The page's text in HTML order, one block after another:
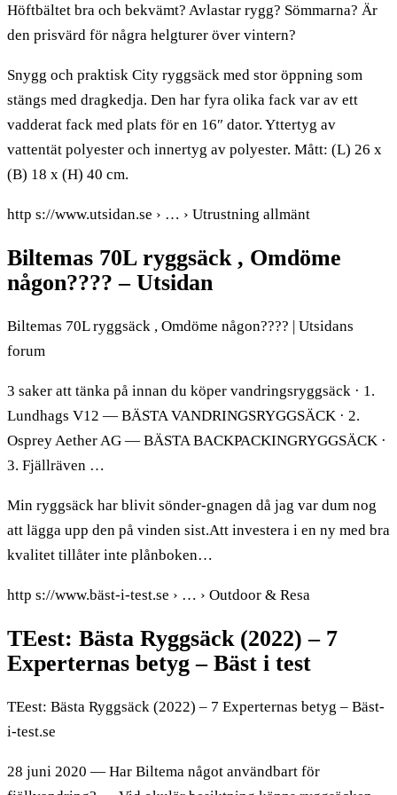
Höftbältet bra och bekvämt? Avlastar rygg? Sömmarna? Är
den prisvärd för några helgturer över vintern?
Snygg och praktisk City ryggsäck med stor öppning som
stängs med dragkedja. Den har fyra olika fack var av ett
vadderat fack med plats för en 16″ dator. Yttertyg av
vattentät polyester och innertyg av polyester. Mått: (L) 26 x
(B) 18 x (H) 40 cm.
http s://www.utsidan.se › … › Utrustning allmänt
Biltemas 70L ryggsäck , Omdöme
någon???? – Utsidan
Biltemas 70L ryggsäck , Omdöme någon???? | Utsidans
forum
3 saker att tänka på innan du köper vandringsryggsäck · 1.
Lundhags V12 — BÄSTA VANDRINGSRYGGSÄCK · 2.
Osprey Aether AG — BÄSTA BACKPACKINGRYGGSÄCK ·
3. Fjällräven …
Min ryggsäck har blivit sönder-gnagen då jag var dum nog
att lägga upp den på vinden sist.Att investera i en ny med bra
kvalitet tillåter inte plånboken…
http s://www.bäst-i-test.se › … › Outdoor & Resa
TEest: Bästa Ryggsäck (2022) – 7
Experternas betyg – Bäst i test
TEest: Bästa Ryggsäck (2022) – 7 Experternas betyg – Bäst-
i-test.se
28 juni 2020 — Har Biltema något användbart för